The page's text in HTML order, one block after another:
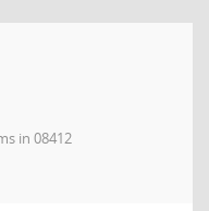
in 08412